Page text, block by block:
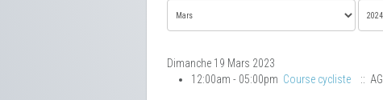
Dimanche 19 Mars 2023
12:00am - 05:00pm Course cycliste ::